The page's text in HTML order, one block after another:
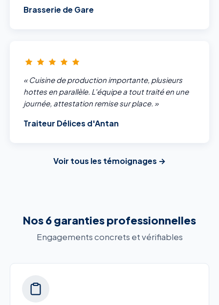
Brasserie de Gare
« Cuisine de production importante, plusieurs
hottes en parallèle. L'équipe a tout traité en une
journée, attestation remise sur place. »
Traiteur Délices d'Antan
Voir tous les témoignages →
Nos 6 garanties professionnelles
Engagements concrets et vérifiables